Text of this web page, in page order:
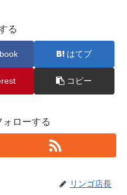
る
はてブ
コピー
ォローする
リンゴ店長